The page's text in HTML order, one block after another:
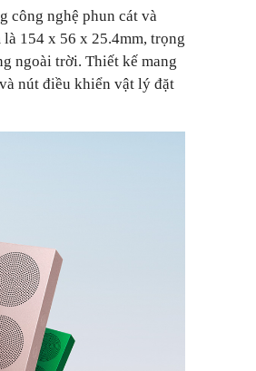
công nghệ phun cát và
154 x 56 x 25.4mm, trọng
ngoài trời. Thiết kế mang
nút điều khiển vật lý đặt